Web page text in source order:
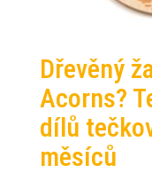
Dřevěný
Acorns?
dílů
měsíců